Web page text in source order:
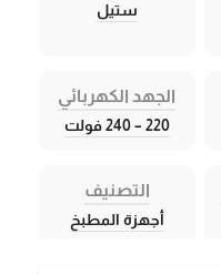
ستيل
الجهد الكهربائي
220 – 240 فولت
التصنيف
أجهزة المطبخ